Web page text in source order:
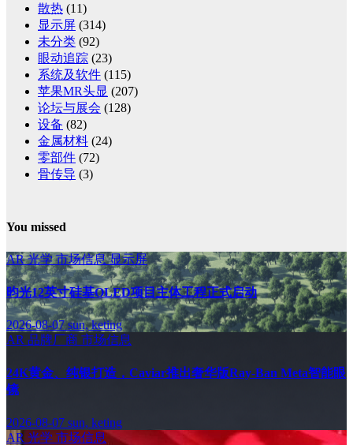
散热 (11)
显示屏 (314)
未分类 (92)
眼动追踪 (23)
系统及软件 (115)
苹果MR头显 (207)
论坛与展会 (128)
设备 (82)
金属材料 (24)
零部件 (72)
骨传导 (3)
You missed
AR光学市场信息显示屏
昀光12英寸硅基OLED项目主体工程正式启动
2026-08-07sun, keting
AR 品牌厂商 市场信息
24K黄金、纯银打造，Caviar推出奢华版Ray-Ban Meta智能眼
镜
2026-08-07 sun, keting
AR 光学 市场信息